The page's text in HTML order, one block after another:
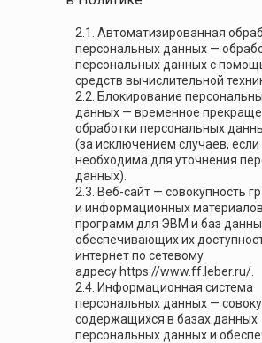
2.1. Автоматизированная
персональных данных —
персональных данных с
средств вычислительной
2.2. Блокирование
данных — временное
обработки персональных
(за исключением случаев, если
необходима для уточнения
данных).
2.3. Веб-сайт — совокупность
и информационных
программ для ЭВМ и баз
обеспечивающих их
интернет по сетевому
адресу https://www.ff.leber.ru/.
2.4. Информационная система
персональных данных —
содержащихся в базах данных
персональных данных и